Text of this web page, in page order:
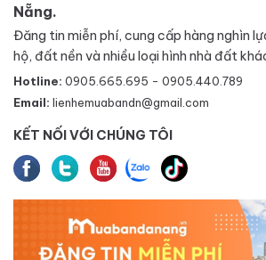
Nẵng.
Đăng tin miễn phí, cung cấp hàng nghìn
hộ, đất nền và nhiều loại hình nhà đất
Hotline: 0905.665.695 - 0905.440.789
Email: lienhemuabandn@gmail.com
KẾT NỐI VỚI CHÚNG TÔI